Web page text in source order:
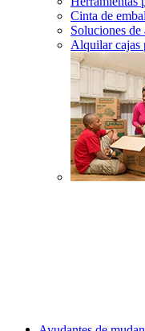
Cinta de
Soluciones de
Alquilar cajas